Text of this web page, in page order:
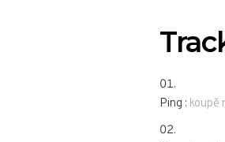
Ping : koupě